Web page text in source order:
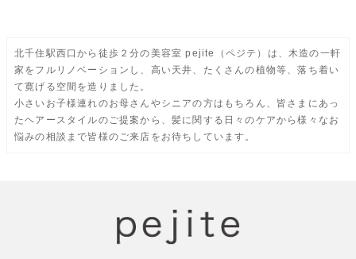
北千住駅西口から徒歩２分の美容室 pejite（ペジテ）は、木造の一軒
家をフルリノベーションし、高い天井、たくさんの植物等、落ち着い
て寛げる空間を造りました。
小さいお子様連れのお母さんやシニアの方はもちろん、皆さまにあっ
たヘアースタイルのご提案から、髪に関する日々のケアから様々なお
悩みの相談まで皆様のご来店をお待ちしています。